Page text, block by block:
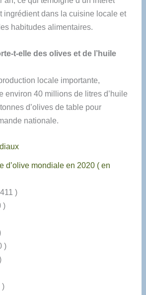
ingrédient dans la cuisine locale et
habitudes alimentaires.
t-elle des olives et de l’huile
locale importante,
environ 40 millions de litres d’huile
d’olives de table pour
nationale.
d’olive mondiale en 2020 ( en
)
)
)
)